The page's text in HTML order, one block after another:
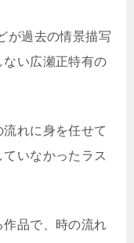
が過去の情景描写
い広瀬正特有の
れに身を任せて
いなかったラス
品で、時の流れ